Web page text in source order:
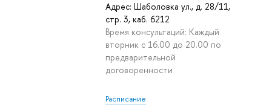
Адрес: Шаболовка ул., д. 28/11,
стр. 3, каб. 6212
Время консультаций: Каждый
вторник с 16.00 до 20.00 по
предварительной
договоренности
Расписание